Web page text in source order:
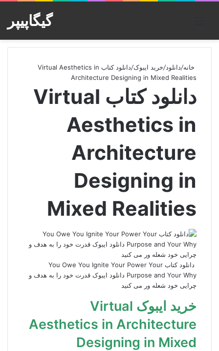
گیگاپیپر
خانه/دانلود/خرید ایبوک/
دانلود کتاب Virtual Aesthetics in
Architecture Designing in Mixed Realities
دانلود کتاب Virtual
Aesthetics in
Architecture
Designing in
Mixed Realities
دانلود کتاب You Owe You Ignite Your Power Your
Purpose and Your Why دانلود ایبوک قدرت خود را به هدف و
چرایی خود شعله ور می کنید
خرید ایبوک Virtual
Aesthetics in Architecture
Designing in Mixed